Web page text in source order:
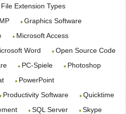
File Extension Types
Graphics Software
Microsoft Access
Word
Open Source Code
PC-Spiele
Photoshop
PowerPoint
Productivity Software
Quicktime
SQL Server
Skype